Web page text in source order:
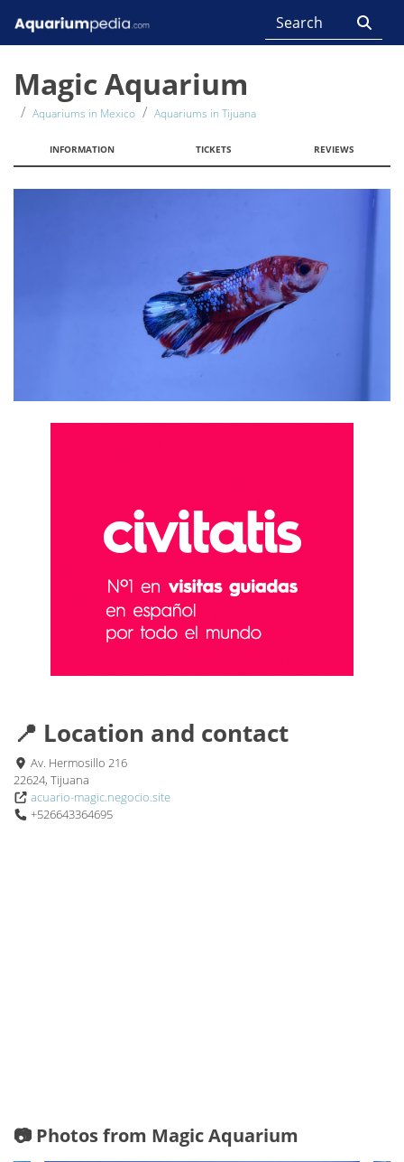
Magic Aquarium
Aquariums in Mexico Aquariums in Tijuana
INFORMATION TICKETS REVIEWS
📍 Location and contact
Av. Hermosillo 216
22624, Tijuana
acuario-magic.negocio.site
+526643364695
📷 Photos from Magic Aquarium